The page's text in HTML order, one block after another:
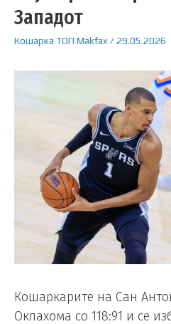
Западот
Кошарка ТОП Makfax /29.05.2026
Кошаркарите на Сан
Оклахома со 118:91 и се